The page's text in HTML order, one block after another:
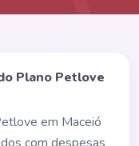
Plano Petlove
em Maceió